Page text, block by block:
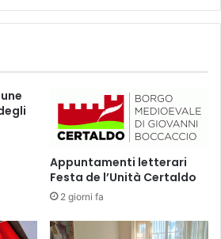
Appuntamenti letterari
Festa de l’Unità Certaldo
2 giorni fa